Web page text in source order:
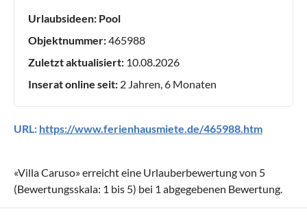
Urlaubsideen: Pool
Objektnummer:465988
Zuletzt aktualisiert: 10.08.2026
Inserat online seit: 2 Jahren, 6 Monaten
URL: https://www.ferienhausmiete.de/465988.htm
«Villa Caruso» erreicht eine Urlauberbewertung von 5
(Bewertungsskala: 1 bis 5) bei 1 abgegebenen Bewertung.